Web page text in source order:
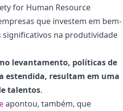
for Human Resource
que investem em bem-
na produtividade
levantamento, políticas de
estendida, resultam em uma
talentos.
apontou, também, que